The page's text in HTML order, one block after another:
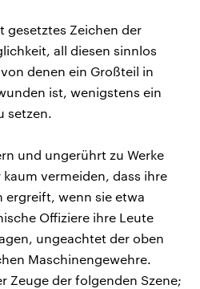
gesetztes Zeichen der
all diesen sinnlos
denen ein Großteil in
ist, wenigstens ein
setzen.
und ungerührt zu Werke
vermeiden, dass ihre
ergreift, wenn sie etwa
Offiziere ihre Leute
ungeachtet der oben
Maschinengewehre.
Zeuge der folgenden Szene;